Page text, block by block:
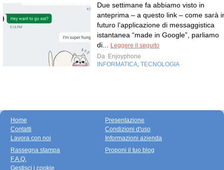
Due settimane fa abbiamo visto in
anteprima – a questo link – come sarà
futuro l’applicazione di messaggistica
istantanea “made in Google”, parliamo
di...
Leggere il seguito
Da Enjoyphone
INFORMATICA TECNOLOGIA
Home
Contatti
Lavora con noi
Presentazione
Condizioni d'uso
Informazioni azienda
Rassegna stampa
F.A.Q.
Gestisci i cookie
Proponi il tuo blog